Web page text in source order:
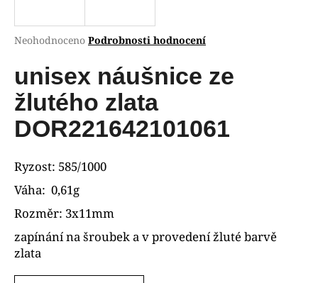
Průměrné
produktu
je
0,0
z
5
hvězdiček.
Neohodnoceno Podrobnosti hodnocení
unisex náušnice ze
žlutého zlata
DOR221642101061
Ryzost: 585/1000
Váha: 0,61g
Rozměr: 3x11mm
zapínání na šroubek a v provedení žluté barvě
zlata
j
t
?
HLEDAT
o
p
o